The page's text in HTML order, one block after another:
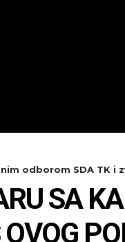
odborom SDA TK i
SA